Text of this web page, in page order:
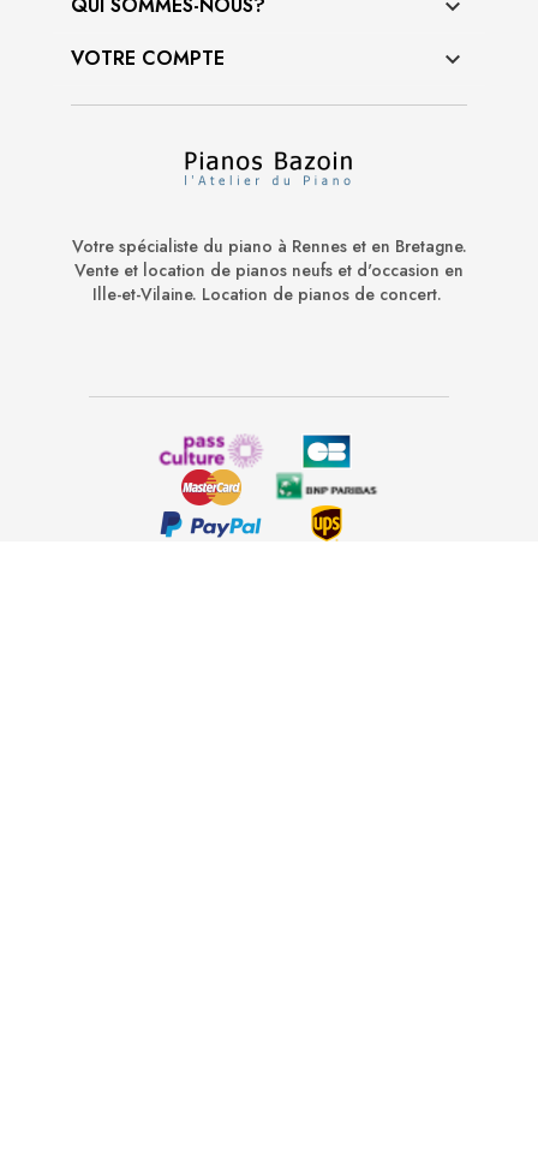

VOTRE COMPTE 
Votre spécialiste du piano à Rennes et en Bretagne.
Vente et location de pianos neufs et d'occasion en
Ille-et-Vilaine. Location de pianos de concert.